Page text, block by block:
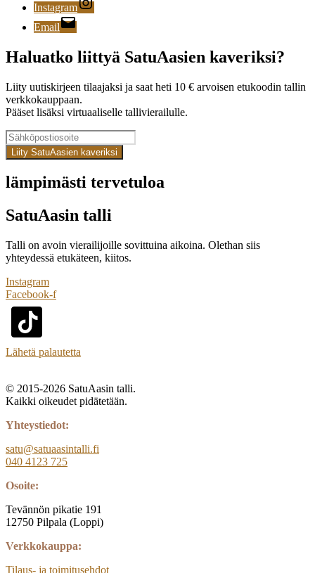
Instagram
Email
Haluatko liittyä SatuAasien kaveriksi?
Liity uutiskirjeen tilaajaksi ja saat heti 10 € arvoisen etukoodin tallin
verkkokauppaan.
Pääset lisäksi virtuaaliselle tallivierailulle.
Liity SatuAasien kaveriksi
lämpimästi tervetuloa
SatuAasin talli
Talli on avoin vierailijoille sovittuina aikoina. Olethan siis
yhteydessä etukäteen, kiitos.
Instagram
Facebook-f
Lähetä palautetta
© 2015-2026 SatuAasin talli.
Kaikki oikeudet pidätetään.
Yhteystiedot:
satu@satuaasintalli.fi
040 4123 725
Osoite:
Tevännön pikatie 191
12750 Pilpala (Loppi)
Verkkokauppa:
Tilaus- ja toimitusehdot